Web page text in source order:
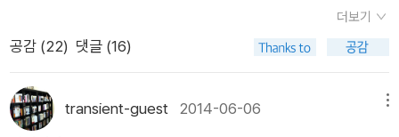
새 수화기를 붙들고 떠들었던 그 시간들이 마치 내 상상이었던 건
았던 그녀가 어떻게 내 가슴에 비수를 꽂듯이 상처를 주고 돌아설
수 있었을까? 아, 물론 내가 받은 상처는 그녀에게 직접 받았던
정의 색깔인 것 같습니다. 한 주 쉬어간 9주이니 봄내 거꾸러지며
부러지며 시를 붙들었노라고, 하고 싶지만 그러지 못했어요. 죄송
과가 있었어요. 쓰기 수업을 기웃거려 왔고, 쓰지 않는다고 장담
해왔습니다. 미래에 관해 먼저 진단하기 전에, 그 순간에 충실했
나는 s님이 읽고 싶다고하셔서 열심히 찾아보다가 없으면 구매라
도 해야하나 했는데 품절상태이다.오래전 구매했고 완전 좋아하
가장 구석, 가장 안보이는, 절대 자주 찾아보지 않는 장소에 꽂혀
있었다. 정말 거기에 책이 있을까 싶은 가장 안쪽 구석에서 찾아
스타이레놀을 한 알 먹었는데, 아직 약효가 돌기도 전부터, 그러
니까 약을 먹자마자 또 졸았.....아, 나의 졸음은 어째야 하는거지?
이즈음의 나는 밥을 먹다가도 졸곤 한다. 하아- 여튼 그렇게 졸다
가 신간은 뭐 나왔나, 그냥, 습관적으로 알라딘 새책을 눌렀는데,
아니, 이게 뭐여!! 이승우가 아닌감?? 접힌 부분 펼치기 ▼ 지성
더보기
공감 (22) 댓글 (16)
transient-guest 2014-06-06